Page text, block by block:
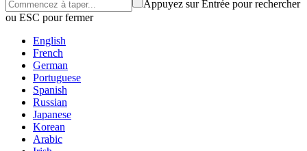
Appuyez sur Entrée pour rechercher
ou ESC pour fermer
English
French
German
Portuguese
Spanish
Russian
Japanese
Korean
Arabic